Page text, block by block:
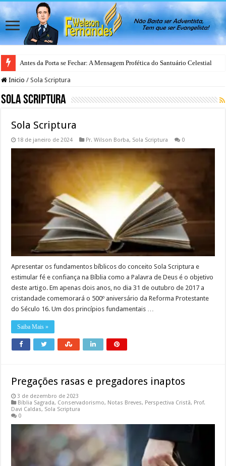
Antes da Porta se Fechar: A Mensagem Profética do Santuário Celestial
Inicio / Sola Scriptura
Sola Scriptura
Sola Scriptura
18 de janeiro de 2024 Pr. Wilson Borba, Sola Scriptura 0
Apresentar os fundamentos bíblicos do conceito Sola Scriptura e
estimular fé e confiança na Bíblia como a Palavra de Deus é o objetivo
deste artigo. Em apenas dois anos, no dia 31 de outubro de 2017 a
cristandade comemorará o 500º aniversário da Reforma Protestante
do Século 16. Um dos princípios fundamentais …
Saiba Mais »
Pregações rasas e pregadores inaptos
3 de dezembro de 2023
Bíblia Sagrada, Conservadorismo, Notas Breves, Perspectiva Cristã, Prof.
Davi Caldas, Sola Scriptura
0